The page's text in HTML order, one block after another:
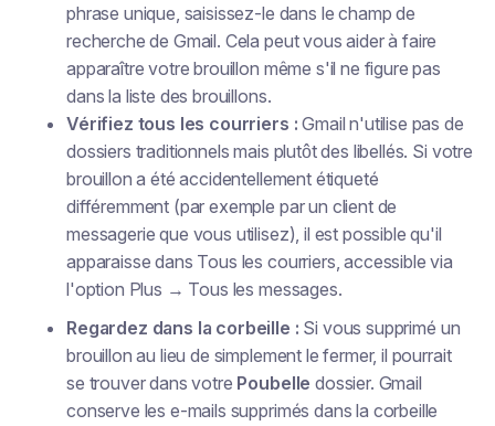
phrase unique, saisissez-le dans le champ de
recherche de Gmail. Cela peut vous aider à faire
apparaître votre brouillon même s'il ne figure pas
dans la liste des brouillons.
Vérifiez tous les courriers : Gmail n'utilise pas de
dossiers traditionnels mais plutôt des libellés. Si votre
brouillon a été accidentellement étiqueté
différemment (par exemple par un client de
messagerie que vous utilisez), il est possible qu'il
apparaisse dans Tous les courriers, accessible via
l'option Plus → Tous les messages.
Regardez dans la corbeille : Si voussupprimé un
brouillon au lieu de simplement le fermer, il pourrait
se trouver dans votre Poubelle dossier. Gmail
conserve les e-mails supprimés dans la corbeille